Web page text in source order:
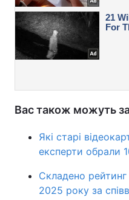
Вас також можуть
Які старі
експерти обрали
Складено
2025 року за